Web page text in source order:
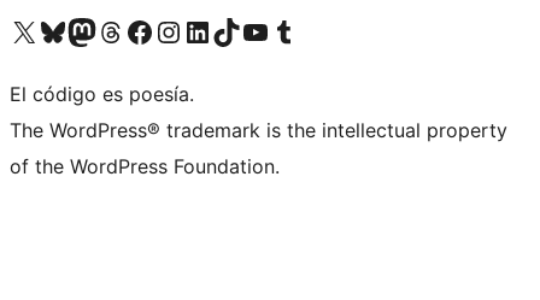
Visita nuestra cuenta de X (anteriormente Twitter)
Visita nuestra cuenta de Bluesky
Visita nuestra cuenta de Mastodon
Visita nuestra cuenta de Threads
Visita nuestra página de Facebook
Visita nuestra cuenta de Instagram
Visita nuestra cuenta de LinkedIn
Visita nuestra cuenta de TikTok
Visita nuestro canal de YouTube
Visita nuestra cuenta de Tumblr
El código es poesía.
The WordPress® trademark is the intellectual property
of the WordPress Foundation.